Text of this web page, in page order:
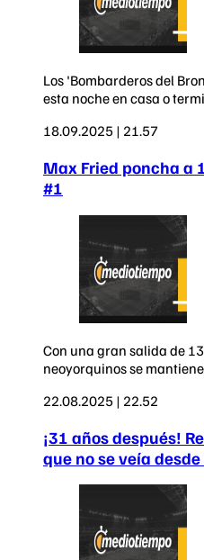
Los 'Bombarderos del
esta noche en casa o
18.09.2025 | 21.57
Max Fried poncha a
#1
Con una gran salida de
neoyorquinos se
22.08.2025 | 22.52
¡31 años después!
que no se veía